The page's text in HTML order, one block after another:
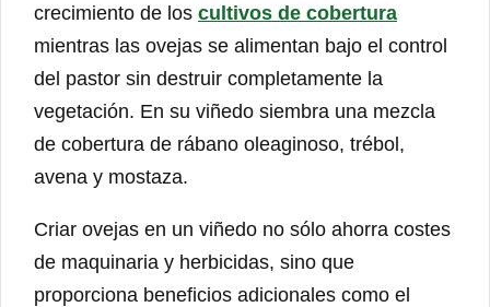
crecimiento de los cultivos de cobertura
mientras las ovejas se alimentan bajo el control
del pastor sin destruir completamente la
vegetación. En su viñedo siembra una mezcla
de cobertura de rábano oleaginoso, trébol,
avena y mostaza.
Criar ovejas en un viñedo no sólo ahorra costes
de maquinaria y herbicidas, sino que
proporciona beneficios adicionales como el